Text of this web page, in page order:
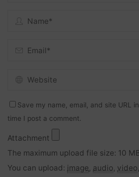
Save my name, email, and site URL
time I post a comment.
Attachment
The maximum upload file size: 10
You can upload: image, audio, video,